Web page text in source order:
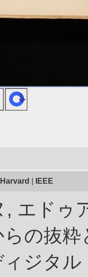
Harvard IEEE
エドゥ
の抜
ジタ